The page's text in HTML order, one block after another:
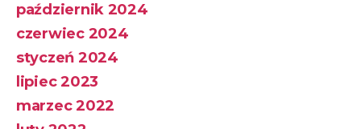
październik 2024
czerwiec 2024
styczeń 2024
lipiec 2023
marzec 2022